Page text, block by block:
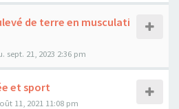
de terre en musculati
sept. 21, 2023 2:36 pm
et sport
11, 2021 11:08 pm